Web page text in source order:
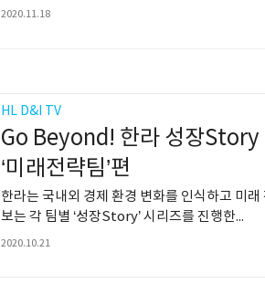
2020.11.18
HL D&I TV
Go Beyond! 한라 성장Story
‘미래전략팀’편
한라는 국내외 경제 환경 변화를 인식하고 미래
보는 각 팀별 ‘성장Story’ 시리즈를 진행한...
2020.10.21